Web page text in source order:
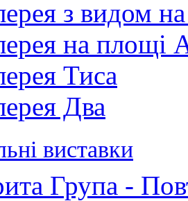
з видом на
на площі
Тиса
Два
виставки
Група -